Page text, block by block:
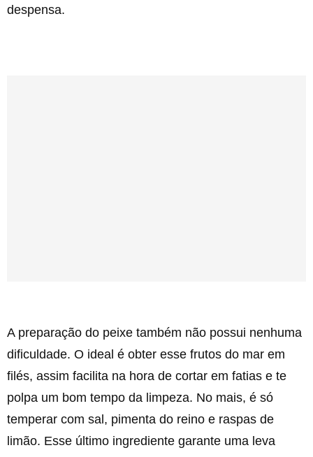
despensa.
A preparação do peixe também não possui nenhuma
dificuldade. O ideal é obter esse frutos do mar em
filés, assim facilita na hora de cortar em fatias e te
polpa um bom tempo da limpeza. No mais, é só
temperar com sal, pimenta do reino e raspas de
limão. Esse último ingrediente garante uma leva